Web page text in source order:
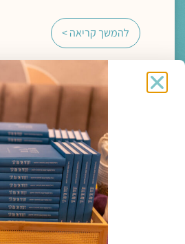
להמשך קריאה >
ליווי רוחני והגות
"מצאו משכן בתוך נפשותיכם,
פואטי אל הדרך הביתה